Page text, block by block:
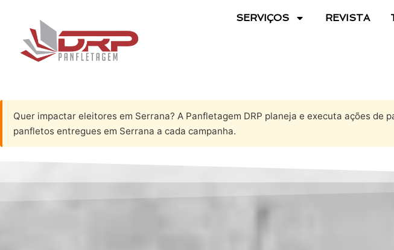
SERVIÇOS REVISTA
Quer impactar eleitores em Serrana? A Panfletagem DRP planeja e executa ações
panfletos entregues em Serrana a cada campanha.